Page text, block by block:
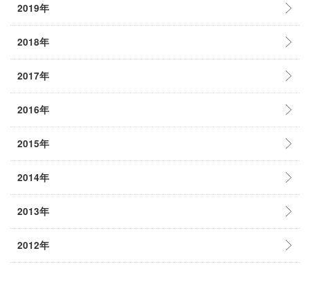
2019年
2018年
2017年
2016年
2015年
2014年
2013年
2012年